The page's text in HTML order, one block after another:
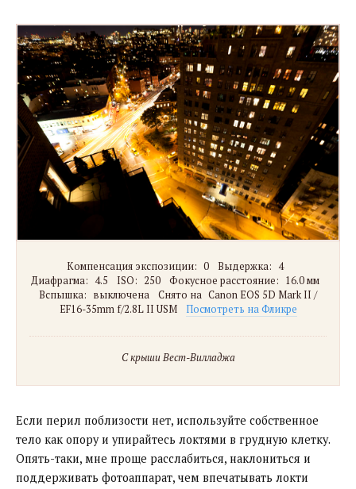
Компенсация экспозиции: 0 Выдержка: 4
Диафрагма: 4.5 ISO: 250 Фокусное расстояние: 16.0 мм
Вспышка: выключена Снято на Canon EOS 5D Mark II /
EF16-35mm f/2.8L II USM
Посмотреть на Фликре
С крыши Вест-Вилладжа
Если перил поблизости нет, используйте собственное
тело как опору и упирайтесь локтями в грудную клетку.
Опять-таки, мне проще расслабиться, наклониться и
поддерживать фотоаппарат, чем впечатывать локти